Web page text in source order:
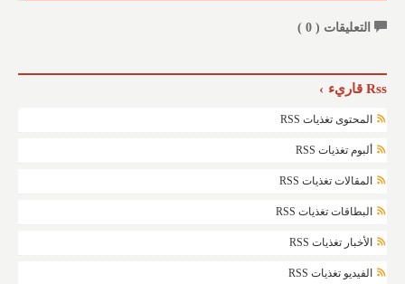
التعليقات ( 0
)
Rss قاريء
المحتوى تغذيات RSS
ألبوم تغذيات RSS
المقالات تغذيات RSS
البطاقات تغذيات RSS
الأخبار تغذيات RSS
الفيديو تغذيات RSS